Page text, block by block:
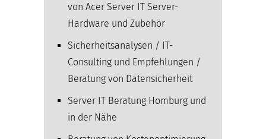
von Acer Server IT Server-
Hardware und Zubehör
Sicherheitsanalysen / IT-
Consulting und Empfehlungen /
Beratung von Datensicherheit
Server IT Beratung Homburg und
in der Nähe